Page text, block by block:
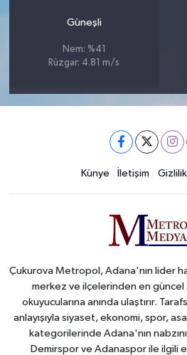
Güneşli
Nem: %41
Rüzgar: 4.81 m/s
Künye İletişim
Çukurova Metropol, Adana'nın lider
merkez ve ilçelerinden en
okuyucularına anında ulaştırır.
anlayışıyla siyaset, ekonomi, spor,
kategorilerinde Adana'nın
Demirspor ve Adanaspor ile ilgili